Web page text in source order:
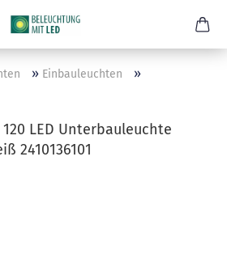
» Einbauleuchten »
120 LED Unterbauleuchte
2410136101